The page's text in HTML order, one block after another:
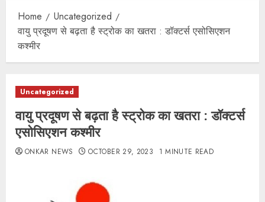
Home
Uncategorized
वायु प्रदूषण से बढ़ता है स्ट्रोक का खतरा : डॉक्टर्स एसोसिएशन
कश्मीर
Uncategorized
वायु प्रदूषण से बढ़ता है स्ट्रोक का खतरा : डॉक्टर्स
एसोसिएशन कश्मीर
ONKAR NEWS OCTOBER 29, 2023 1 MINUTE READ